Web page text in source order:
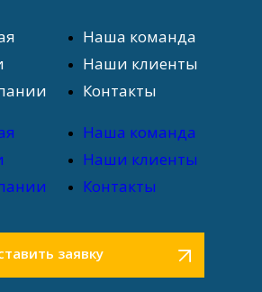
заявку
Наша команда
Наши клиенты
Контакты
Наша команда
Наши клиенты
Контакты